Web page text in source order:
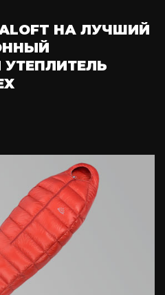
НА ЛУЧШИЙ